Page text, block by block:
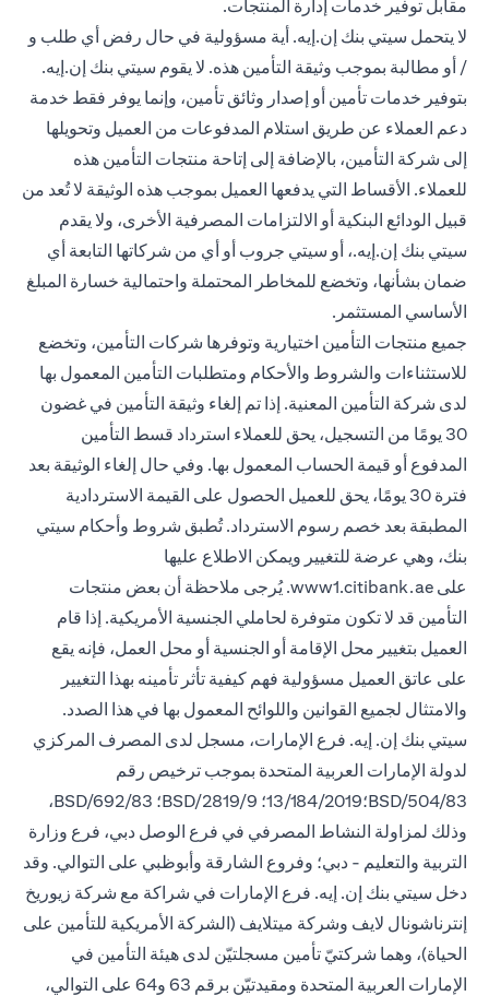
مقابل توفير خدمات إدارة المنتجات.
لا يتحمل سيتي بنك إن.إيه. أية مسؤولية في حال رفض أي طلب و
/ أو مطالبة بموجب وثيقة التأمين هذه. لا يقوم سيتي بنك إن.إيه.
بتوفير خدمات تأمين أو إصدار وثائق تأمين، وإنما يوفر فقط خدمة
دعم العملاء عن طريق استلام المدفوعات من العميل وتحويلها
إلى شركة التأمين، بالإضافة إلى إتاحة منتجات التأمين هذه
للعملاء. الأقساط التي يدفعها العميل بموجب هذه الوثيقة لا تُعد من
قبيل الودائع البنكية أو الالتزامات المصرفية الأخرى، ولا يقدم
سيتي بنك إن.إيه.، أو سيتي جروب أو أي من شركاتها التابعة أي
ضمان بشأنها، وتخضع للمخاطر المحتملة واحتمالية خسارة المبلغ
الأساسي المستثمر.
جميع منتجات التأمين اختيارية وتوفرها شركات التأمين، وتخضع
للاستثناءات والشروط والأحكام ومتطلبات التأمين المعمول بها
لدى شركة التأمين المعنية. إذا تم إلغاء وثيقة التأمين في غضون
30 يومًا من التسجيل، يحق للعملاء استرداد قسط التأمين
المدفوع أو قيمة الحساب المعمول بها. وفي حال إلغاء الوثيقة بعد
فترة 30 يومًا، يحق للعميل الحصول على القيمة الاستردادية
المطبقة بعد خصم رسوم الاسترداد. تُطبق شروط وأحكام سيتي
بنك، وهي عرضة للتغيير ويمكن الاطلاع عليها
على www1.citibank.ae
(opens in a new tab). يُرجى ملاحظة أن بعض منتجات
التأمين قد لا تكون متوفرة لحاملي الجنسية الأمريكية. إذا قام
العميل بتغيير محل الإقامة أو الجنسية أو محل العمل، فإنه يقع
على عاتق العميل مسؤولية فهم كيفية تأثر تأمينه بهذا التغيير
والامتثال لجميع القوانين واللوائح المعمول بها في هذا الصدد.
سيتي بنك إن. إيه. فرع الإمارات، مسجل لدى المصرف المركزي
لدولة الإمارات العربية المتحدة بموجب ترخيص رقم
BSD/504/83؛13/184/2019؛ BSD/2819/9؛ BSD/692/83،
وذلك لمزاولة النشاط المصرفي في فرع الوصل دبي، فرع وزارة
التربية والتعليم - دبي؛ وفروع الشارقة وأبوظبي على التوالي. وقد
دخل سيتي بنك إن. إيه. فرع الإمارات في شراكة مع شركة زيوريخ
إنترناشونال لايف وشركة ميتلايف (الشركة الأمريكية للتأمين على
الحياة)، وهما شركتيّ تأمين مسجلتيّن لدى هيئة التأمين في
الإمارات العربية المتحدة ومقيدتيّن برقم 63 و64 على التوالي،